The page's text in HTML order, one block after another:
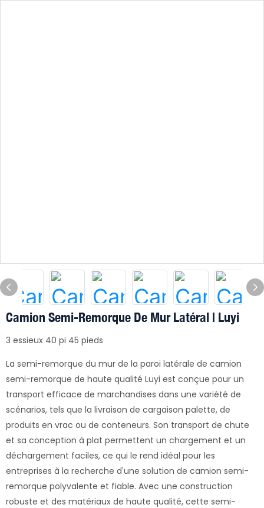
Camion Semi-Remorque De Mur Latéral | Luyi
3 essieux 40 pi 45 pieds
La semi-remorque du mur de la paroi latérale de camion
semi-remorque de haute qualité Luyi est conçue pour un
transport efficace de marchandises dans une variété de
scénarios, tels que la livraison de cargaison palette, de
produits en vrac ou de conteneurs. Son transport de chute
et sa conception à plat permettent un chargement et un
déchargement faciles, ce qui le rend idéal pour les
entreprises à la recherche d'une solution de camion semi-
remorque polyvalente et fiable. Avec une construction
robuste et des matériaux de haute qualité, cette semi-